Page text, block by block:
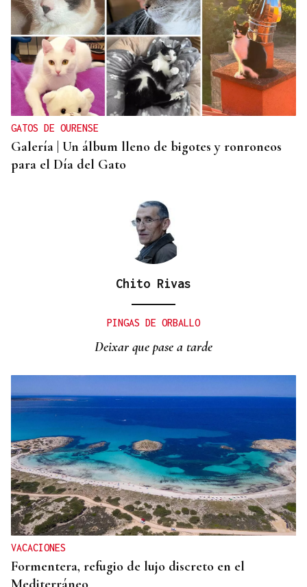
DEMOSTRACIONES DE COCINA Y CATAS
Diecinueve bodegas se preparan para la XIX Feira
do Viño de Monterrei este fin de semana
GATOS DE OURENSE
Galería | Un álbum lleno de bigotes y ronroneos
para el Día del Gato
Chito Rivas
PINGAS DE ORBALLO
Deixar que pase a tarde
VACACIONES
Formentera, refugio de lujo discreto en el